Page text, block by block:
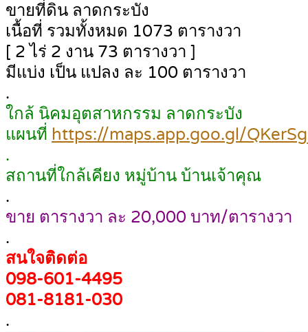
ขายที่ดิน ลาดกระบัง
เนื้อที่ รวมทั้งหมด 1073 ตารางวา
[ 2 ไร่ 2 งาน 73 ตารางวา ]
มีแบ่ง เป็น แปลง ละ 100 ตารางวา
.
ใกล้ นิคมอุตสาหกรรม ลาดกระบัง
แผนที่ https://maps.app.goo.gl/
.
สถานที่ใกล้เคียง หมู่บ้าน บ้านเจ้าคุณ
.
ขาย ตารางวา ละ 20,000 บาท/ตารางวา
.
สนใจติดต่อ
098-601-4495
081-8181-030
.